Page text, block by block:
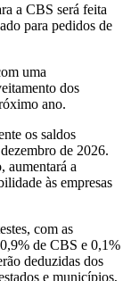
a CBS será feita
para pedidos de
uma
dos
ano.
os saldos
de 2026.
aumentará a
às empresas
com as
de CBS e 0,1%
deduzidas dos
e municípios,